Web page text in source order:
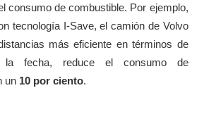
consumo de combustible. Por ejemplo,
tecnología I-Save, el camión de Volvo
más eficiente en términos de
la fecha, reduce el consumo de
un 10 por ciento.